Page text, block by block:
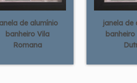
de alumínio
banheiro Vila
Romana
janela de